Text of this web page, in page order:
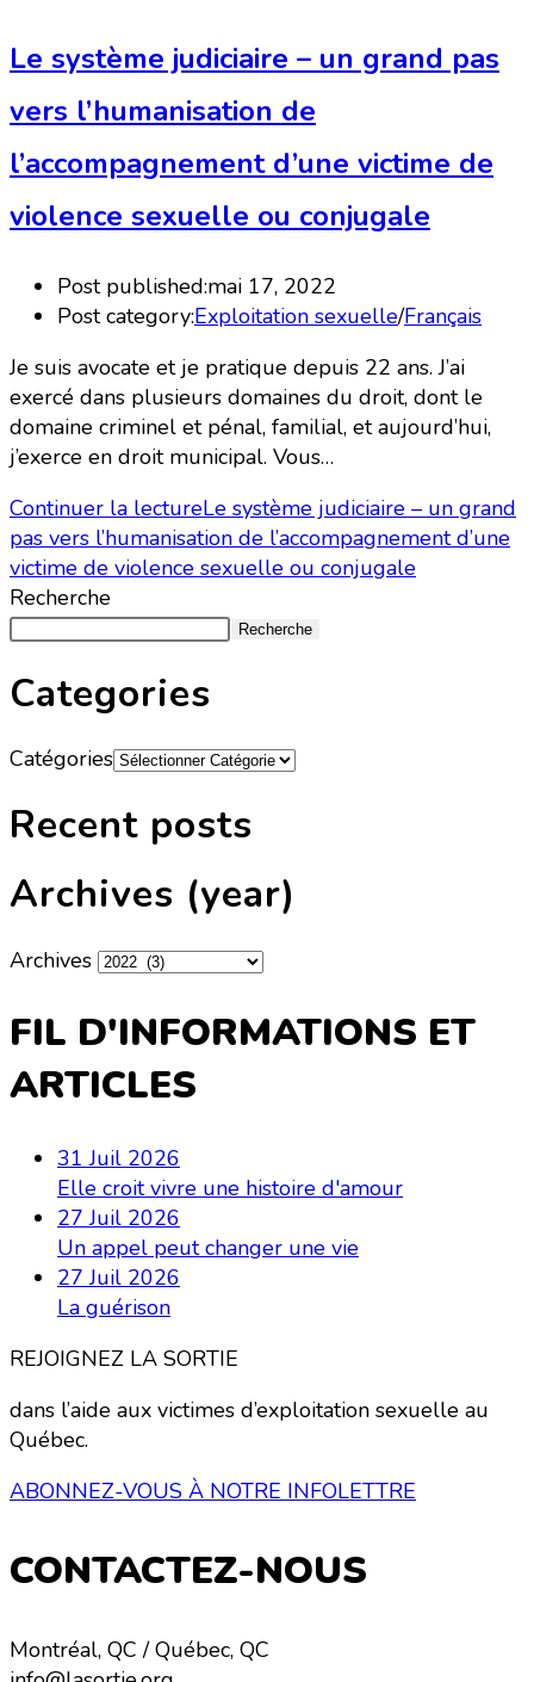
Le système judiciaire – un grand pas
vers l’humanisation de
l’accompagnement d’une victime de
violence sexuelle ou conjugale
Post published:mai 17, 2022
Post category:Exploitation sexuelle/Français
Je suis avocate et je pratique depuis 22 ans. J’ai
exercé dans plusieurs domaines du droit, dont le
domaine criminel et pénal, familial, et aujourd’hui,
j’exerce en droit municipal. Vous…
Continuer la lectureLe système judiciaire – un grand
pas vers l’humanisation de l’accompagnement d’une
victime de violence sexuelle ou conjugale
Recherche
Recherche
Categories
Catégories
Recent posts
Archives (year)
Archives
FIL D'INFORMATIONS ET
ARTICLES
31 Juil 2026
Elle croit vivre une histoire d'amour
27 Juil 2026
Un appel peut changer une vie
27 Juil 2026
La guérison
REJOIGNEZ LA SORTIE
dans l’aide aux victimes d’exploitation sexuelle au
Québec.
ABONNEZ-VOUS À NOTRE INFOLETTRE
CONTACTEZ-NOUS
Montréal, QC / Québec, QC